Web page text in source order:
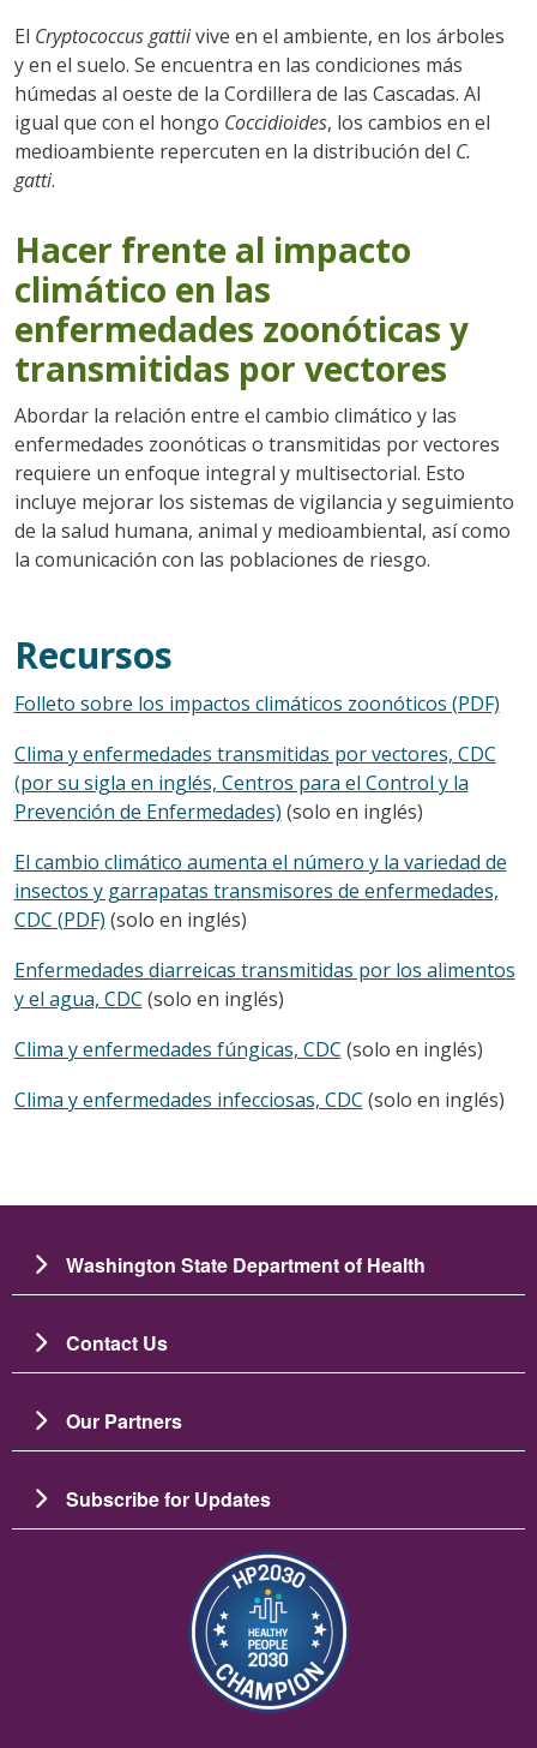
El Cryptococcus gattiivive en el ambiente, en los árboles
y en el suelo. Se encuentra en las condiciones más
húmedas al oeste de la Cordillera de las Cascadas. Al
igual que con el hongo Coccidioides, los cambios en el
medioambiente repercuten en la distribución del C.
gatti.
Hacer frente al impacto
climático en las
enfermedades zoonóticas y
transmitidas por vectores
Abordar la relación entre el cambio climático y las
enfermedades zoonóticas o transmitidas por vectores
requiere un enfoque integral y multisectorial. Esto
incluye mejorar los sistemas de vigilancia y seguimiento
de la salud humana, animal y medioambiental, así como
la comunicación con las poblaciones de riesgo.
Recursos
Folleto sobre los impactos climáticos zoonóticos (PDF)
Clima y enfermedades transmitidas por vectores, CDC
(por su sigla en inglés, Centros para el Control y la
Prevención de Enfermedades) (solo en inglés)
El cambio climático aumenta el número y la variedad de
insectos y garrapatas transmisores de enfermedades,
CDC (PDF) (solo en inglés)
Enfermedades diarreicas transmitidas por los alimentos
y el agua, CDC (solo en inglés)
Clima y enfermedades fúngicas, CDC (solo en inglés)
Clima y enfermedades infecciosas, CDC (solo en inglés)
Washington State Department of Health
Contact Us
Our Partners
Subscribe for Updates
Imagen